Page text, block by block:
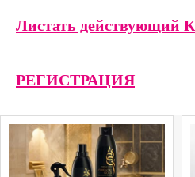
Листать действующий
РЕГИСТРАЦИЯ